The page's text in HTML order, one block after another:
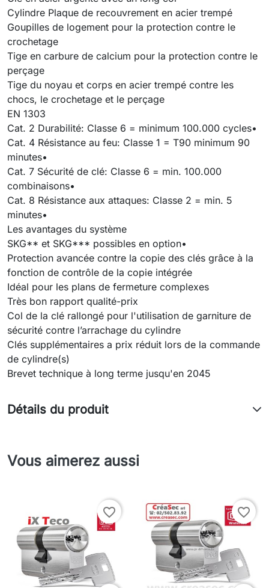
Cylindre Plaque de recouvrement en acier trempé
Goupilles de logement pour la protection contre le
crochetage
Tige en carbure de calcium pour la protection contre le
perçage
Tige du noyau et corps en acier trempé contre les
chocs, le crochetage et le perçage
EN 1303
Cat. 2 Durabilité: Classe 6 = minimum 100.000 cycles•
Cat. 4 Résistance au feu: Classe 1 = T90 minimum 90
minutes•
Cat. 7 Sécurité de clé: Classe 6 = min. 100.000
combinaisons•
Cat. 8 Résistance aux attaques: Classe 2 = min. 5
minutes•
Les avantages du système
SKG** et SKG*** possibles en option•
Protection avancée contre la copie des clés grâce à la
fonction de contrôle de la copie intégrée
Idéal pour les plans de fermeture complexes
Très bon rapport qualité-prix
Col de la clé rallongé pour l'utilisation de garniture de
sécurité contre l’arrachage du cylindre
Clés supplémentaires a prix réduit lors de la commande
de cylindre(s)
Brevet technique à long terme jusqu'en 2045
Détails du produit
Vous aimerez aussi
favorite_border favorite_border